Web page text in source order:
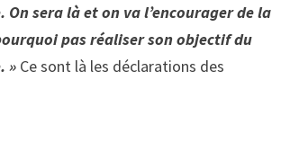
sera là et on va l’encourager de la
pas réaliser son objectif du
» Ce sont là les déclarations des